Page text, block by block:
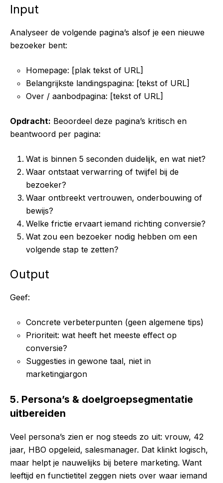
Input
Analyseer de volgende pagina’s alsof je een nieuwe
bezoeker bent:
Homepage: [plak tekst of URL]
Belangrijkste landingspagina: [tekst of URL]
Over / aanbodpagina: [tekst of URL]
Opdracht: Beoordeel deze pagina’s kritisch en
beantwoord per pagina:
Wat is binnen 5 seconden duidelijk, en wat niet?
Waar ontstaat verwarring of twijfel bij de
bezoeker?
Waar ontbreekt vertrouwen, onderbouwing of
bewijs?
Welke frictie ervaart iemand richting conversie?
Wat zou een bezoeker nodig hebben om een
volgende stap te zetten?
Output
Geef:
Concrete verbeterpunten (geen algemene tips)
Prioriteit: wat heeft het meeste effect op
conversie?
Suggesties in gewone taal, niet in
marketingjargon
5. Persona’s & doelgroepsegmentatie
uitbereiden
Veel persona’s zien er nog steeds zo uit: vrouw, 42
jaar, HBO opgeleid, salesmanager. Dat klinkt logisch,
maar helpt je nauwelijks bij betere marketing. Want
leeftijd en functietitel zeggen niets over waar iemand